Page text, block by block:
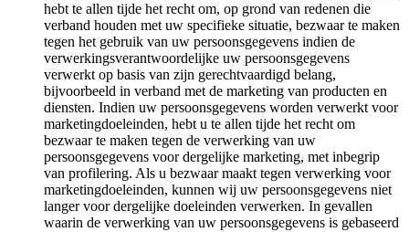
hebt te allen tijde het recht om, op grond van redenen die
verband houden met uw specifieke situatie, bezwaar te maken
tegen het gebruik van uw persoonsgegevens indien de
verwerkingsverantwoordelijke uw persoonsgegevens
verwerkt op basis van zijn gerechtvaardigd belang,
bijvoorbeeld in verband met de marketing van producten en
diensten. Indien uw persoonsgegevens worden verwerkt voor
marketingdoeleinden, hebt u te allen tijde het recht om
bezwaar te maken tegen de verwerking van uw
persoonsgegevens voor dergelijke marketing, met inbegrip
van profilering. Als u bezwaar maakt tegen verwerking voor
marketingdoeleinden, kunnen wij uw persoonsgegevens niet
langer voor dergelijke doeleinden verwerken. In gevallen
waarin de verwerking van uw persoonsgegevens is gebaseerd